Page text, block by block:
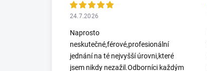
24.7.2026
Naprosto
neskutečné,férové,profesionální
jednání na té nejvyšší úrovni,které
jsem nikdy nezažil.Odborníci každým